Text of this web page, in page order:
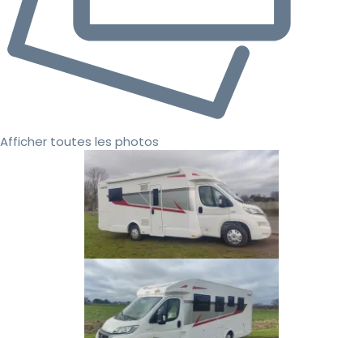
Afficher toutes les photos